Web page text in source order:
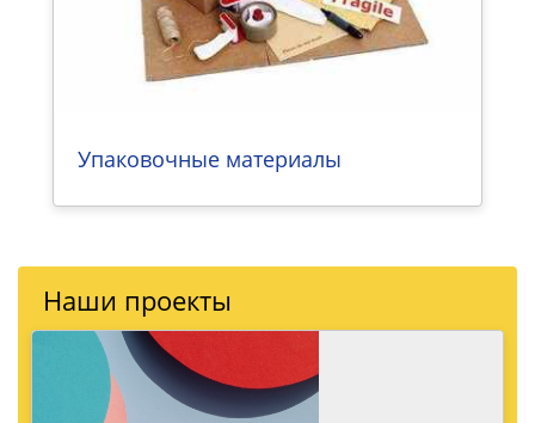
Упаковочные материалы
Наши проекты